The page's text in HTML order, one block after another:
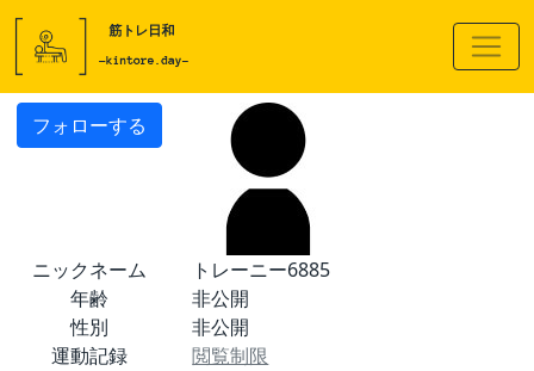
フォローする
ニックネーム
トレーニー6885
年齢
非公開
性別
非公開
運動記録
閲覧制限